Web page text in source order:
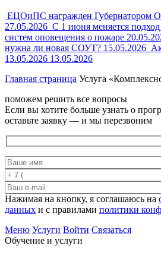
ЕЦОиПС награжден Губернатором
27.05.2026 С 1 июня меняется
систем оповещения о пожаре
нужна ли новая СОУТ? 15.05.2026
13.05.2026 13.05.2026
Главная страница Услуга
поможем решить все вопросы
Если вы хотите больше узнать о
оставьте заявку — и мы перезвоним
Нажимая на кнопку, я соглашаюсь на
данных и с правилами политики
Меню Услуги Войти Связаться
Обучение и услуги